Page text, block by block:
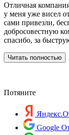
Отличная
у меня уже висел
сами привезли,
добросовестную
спасибо, за
Читать полностью
Потяните
Google